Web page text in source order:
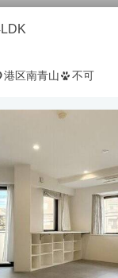
港区南青山 不可